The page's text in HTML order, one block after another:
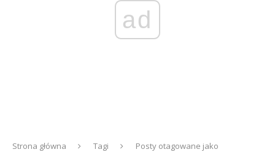
ad
Strona główna Tagi
Posty otagowane jako